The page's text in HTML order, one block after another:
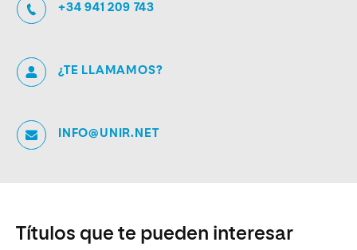
+34 941 209 743
¿TE LLAMAMOS?
INFO@UNIR.NET
Títulos que te pueden interesar